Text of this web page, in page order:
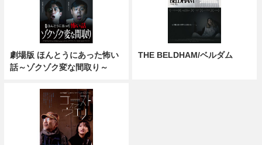
劇場版 ほんとうにあった怖い
話～ゾクゾク変な間取り～
THE BELDHAM/ベルダム